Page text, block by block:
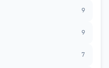
9
9
7